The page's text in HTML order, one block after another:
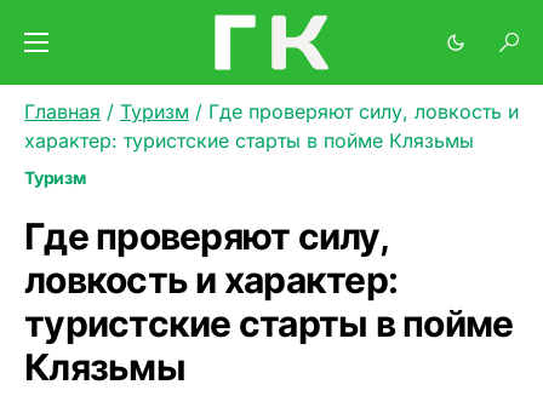
Главная / Туризм / Где проверяют силу, ловкость и
характер: туристские старты в пойме Клязьмы
Туризм
Где проверяют силу,
ловкость и характер:
туристские старты в пойме
Клязьмы